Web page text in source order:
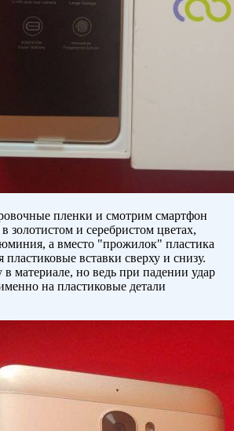
пленки и смотрим смартфон
золотистом и серебристом цветах,
а вместо "прожилок" пластика
вставки сверху и снизу.
материале, но ведь при падении удар
на пластиковые детали